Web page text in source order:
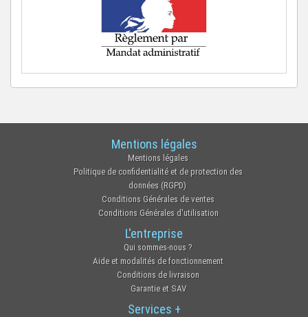
Mentions légales
Mentions légales
Politique de confidentialité et de protection des
données (RGPD)
Conditions Générales de ventes
Conditions Générales d'utilisation
L'entreprise
Qui sommes-nous ?
Aide et modalités de fonctionnement
Conditions de livraison
Garantie et SAV
Services +